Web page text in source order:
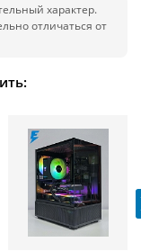
характер.
отличаться от